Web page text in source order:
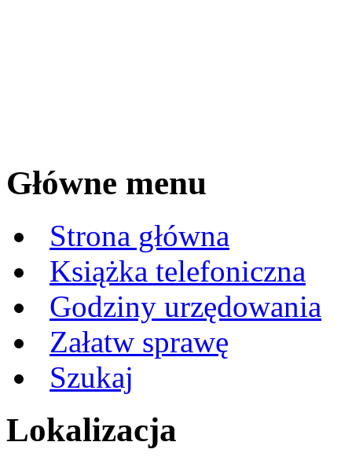
Główne menu
Strona główna
Książka telefoniczna
Godziny urzędowania
Załatw sprawę
Szukaj
Lokalizacja